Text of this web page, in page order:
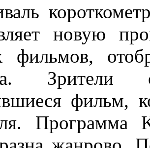
новую
фильмов,
Зрители
фильм,
Программа